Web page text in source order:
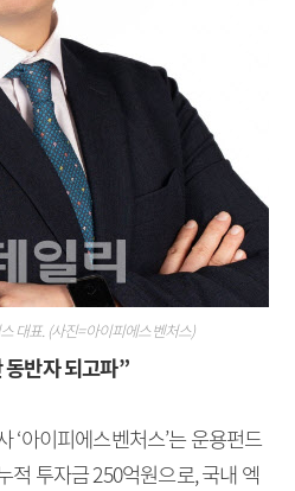
대표. (사진=아이피에스벤처스)
반자 되고파”
‘아이피에스벤처스’는 운용펀드
적 투자금 250억원으로, 국내 엑